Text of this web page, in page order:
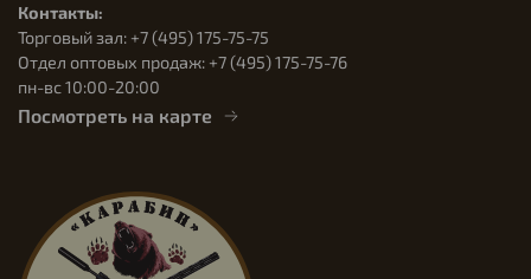
Контакты:
Торговый зал: +7 (495) 175-75-75
Отдел оптовых продаж: +7 (495) 175-75-76
пн-вс 10:00-20:00
Посмотреть на карте